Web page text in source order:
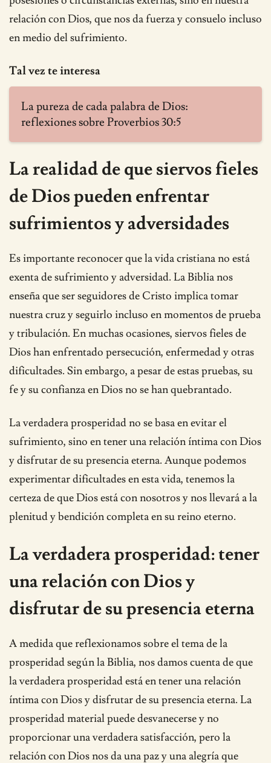
relación con Dios, que nos da fuerza y consuelo incluso
en medio del sufrimiento.
Tal vez te interesa
La pureza de cada palabra de Dios:
reflexiones sobre Proverbios 30:5
La realidad de que siervos fieles
de Dios pueden enfrentar
sufrimientos y adversidades
Es importante reconocer que la vida cristiana no está
exenta de sufrimiento y adversidad. La Biblia nos
enseña que ser seguidores de Cristo implica tomar
nuestra cruz y seguirlo incluso en momentos de prueba
y tribulación. En muchas ocasiones, siervos fieles de
Dios han enfrentado persecución, enfermedad y otras
dificultades. Sin embargo, a pesar de estas pruebas, su
fe y su confianza en Dios no se han quebrantado.
La verdadera prosperidad no se basa en evitar el
sufrimiento, sino en tener una relación íntima con Dios
y disfrutar de su presencia eterna. Aunque podemos
experimentar dificultades en esta vida, tenemos la
certeza de que Dios está con nosotros y nos llevará a la
plenitud y bendición completa en su reino eterno.
La verdadera prosperidad: tener
una relación con Dios y
disfrutar de su presencia eterna
A medida que reflexionamos sobre el tema de la
prosperidad según la Biblia, nos damos cuenta de que
la verdadera prosperidad está en tener una relación
íntima con Dios y disfrutar de su presencia eterna. La
prosperidad material puede desvanecerse y no
proporcionar una verdadera satisfacción, pero la
relación con Dios nos da una paz y una alegría que